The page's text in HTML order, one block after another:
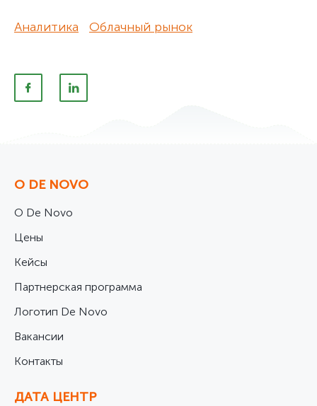
Аналитика Облачный рынок
О DE NOVO
О De Novo
Цены
Кейсы
Партнерская программа
Логотип De Novo
Вакансии
Контакты
ДАТА ЦЕНТР